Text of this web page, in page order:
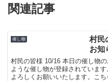
関連記事
催し物
村民
お知
村民の皆様 10/16 本日の催し物
ような催し物が登録されていま
よろしくお願いいたします。こ